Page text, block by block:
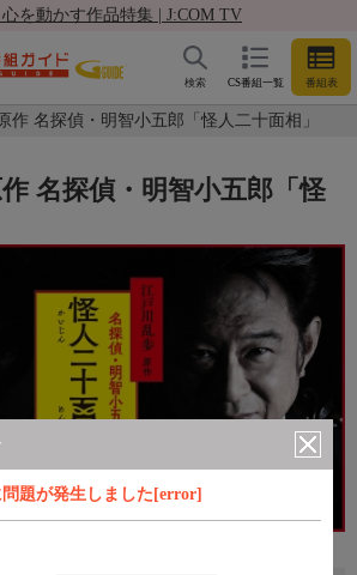
を動かす作品特集 | J:COM TV
CS番組一覧 番組表
検索
作 名探偵・明智小五郎「怪人二十面相」
題が発生しました[error]
名探偵・明智小五郎「怪